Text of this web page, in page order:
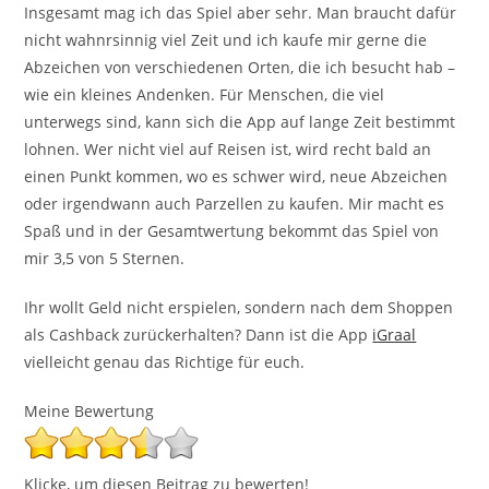
Insgesamt mag ich das Spiel aber sehr. Man braucht dafür
nicht wahnrsinnig viel Zeit und ich kaufe mir gerne die
Abzeichen von verschiedenen Orten, die ich besucht hab –
wie ein kleines Andenken. Für Menschen, die viel
unterwegs sind, kann sich die App auf lange Zeit bestimmt
lohnen. Wer nicht viel auf Reisen ist, wird recht bald an
einen Punkt kommen, wo es schwer wird, neue Abzeichen
oder irgendwann auch Parzellen zu kaufen. Mir macht es
Spaß und in der Gesamtwertung bekommt das Spiel von
mir 3,5 von 5 Sternen.
Ihr wollt Geld nicht erspielen, sondern nach dem Shoppen
als Cashback zurückerhalten? Dann ist die App iGraal
vielleicht genau das Richtige für euch.
Meine Bewertung
Klicke, um diesen Beitrag zu bewerten!